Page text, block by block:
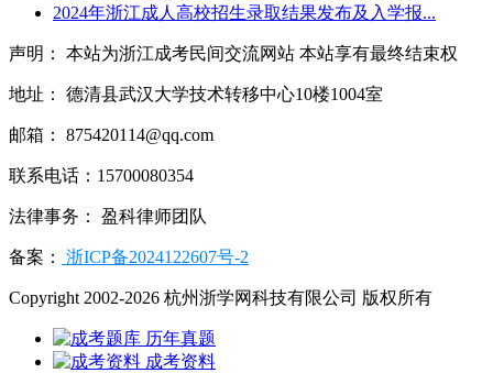
2024年浙江成人高校招生录取结果发布及入学报...
声明： 本站为浙江成考民间交流网站 本站享有最终结束权
地址： 德清县武汉大学技术转移中心10楼1004室
邮箱： 875420114@qq.com
联系电话：15700080354
法律事务： 盈科律师团队
备案： 浙ICP备2024122607号-2
Copyright 2002-2026 杭州浙学网科技有限公司 版权所有
历年真题
成考资料